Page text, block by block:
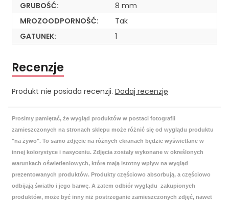
GRUBOŚĆ:
8 mm
MROZOODPORNOŚĆ:
Tak
GATUNEK:
1
Recenzje
Produkt nie posiada recenzji. Dodaj recenzję
Prosimy pamiętać, że wygląd produktów w postaci fotografii
zamieszczonych na stronach sklepu może różnić się od wyglądu produktu
"na żywo". To samo zdjęcie na różnych ekranach będzie wyświetlane w
innej kolorystyce i nasyceniu. Zdjęcia zostały wykonane w określonych
warunkach oświetleniowych, które mają istotny wpływ na wygląd
prezentowanych produktów. Produkty częściowo absorbują, a częściowo
odbijają światło i jego barwę. A zatem odbiór wyglądu zakupionych
produktów, może być inny niż postrzeganie zamieszczonych zdjęć, nawet